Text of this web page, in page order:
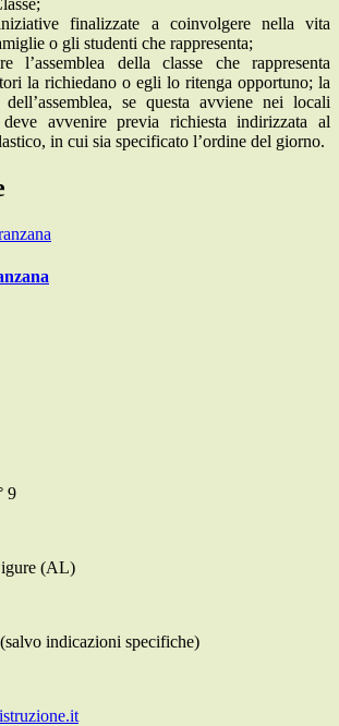
finalizzate a coinvolgere nella vita
o gli studenti che rappresenta;
l’assemblea della classe che rappresenta
la richiedano o egli lo ritenga opportuno; la
dell’assemblea, se questa avviene nei locali
avvenire previa richiesta indirizzata al
in cui sia specificato l’ordine del giorno.
9
(AL)
indicazioni specifiche)